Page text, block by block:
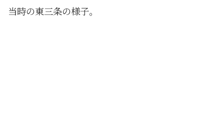
当時の東三条の様子。